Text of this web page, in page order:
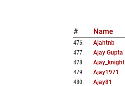
# Name
476. Ajahtnb
477. Ajay Gupta
478. Ajay_knight
479. Ajay1971
480. Ajay81